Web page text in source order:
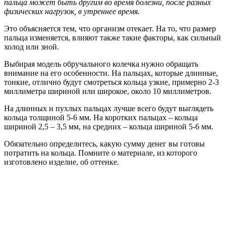
пальца может быть другим во время болезни, после разных
физических нагрузок, в утреннее время.
Это объясняется тем, что организм отекает. На то, что размер
пальца изменяется, влияют также такие факторы, как сильный
холод или зной.
Выбирая модель обручального колечка нужно обращать
внимание на его особенности. На пальцах, которые длинные,
тонкие, отлично будут смотреться кольца узкие, примерно 2-3
миллиметра шириной или широкое, около 10 миллиметров.
На длинных и пухлых пальцах лучше всего будут выглядеть
кольца толщиной 5-6 мм. На коротких пальцах – кольца
шириной 2,5 – 3,5 мм, на средних – кольца шириной 5-6 мм.
Обязательно определитесь, какую сумму денег вы готовы
потратить на кольца. Помните о материале, из которого
изготовлено изделие, об оттенке.